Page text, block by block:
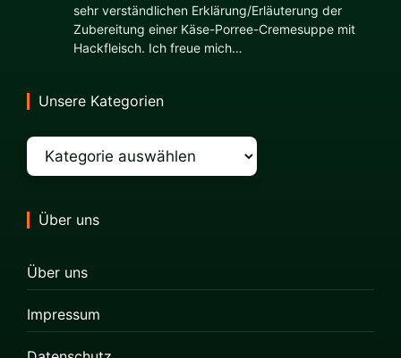
sehr verständlichen Erklärung/Erläuterung der
Zubereitung einer Käse-Porree-Cremesuppe mit
Hackfleisch. Ich freue mich…
Unsere Kategorien
Kategorien
Über uns
Über uns
Impressum